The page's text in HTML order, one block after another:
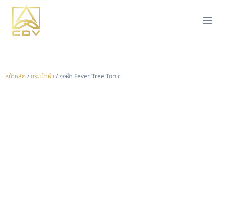
หน้าหลัก/ กระเป๋าผ้า / ถุงผ้า Fever Tree Tonic